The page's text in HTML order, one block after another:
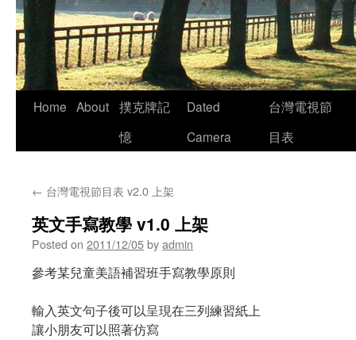
Home About 撲克牌記
憶
Dated
Camera
台灣電視節
目表
← 台灣電視節目表 v2.0 上架
英文手寫教學 v1.0 上架
Posted on 2011/12/05byadmin
參考某兒童美語補習班手寫教學原則
輸入英文句子後可以呈現在三列練習紙上
讓小朋友可以照著仿寫